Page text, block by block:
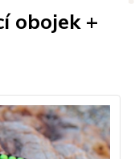
obojek +